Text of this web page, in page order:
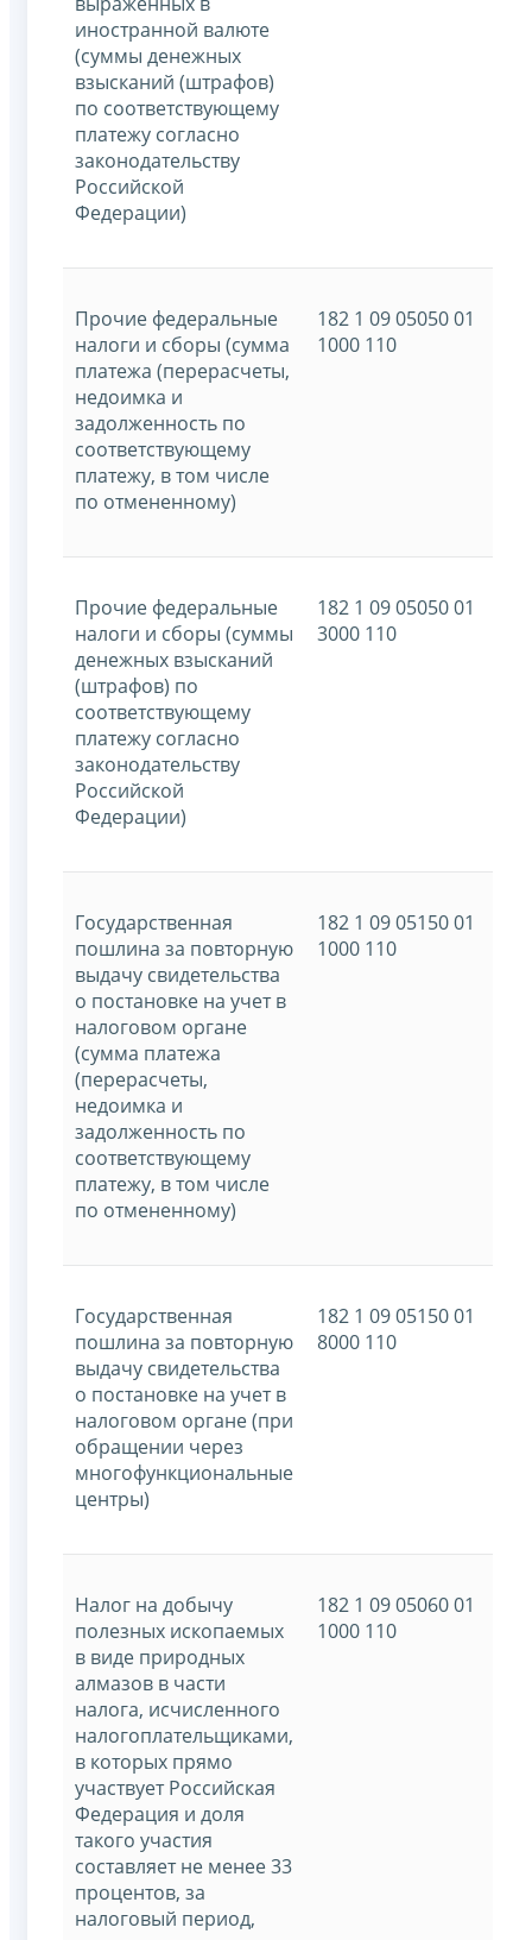
иностранной валюте
(суммы денежных
взысканий (штрафов)
по соответствующему
платежу согласно
законодательству
Российской
Федерации)
Прочие федеральные
налоги и сборы (сумма
платежа (перерасчеты,
недоимка и
задолженность по
соответствующему
платежу, в том числе
по отмененному)
182 1 09 05050 01
1000 110
Прочие федеральные
налоги и сборы (суммы
денежных взысканий
(штрафов) по
соответствующему
платежу согласно
законодательству
Российской
Федерации)
182 1 09 05050 01
3000 110
Государственная
пошлина за повторную
выдачу свидетельства
о постановке на учет в
налоговом органе
(сумма платежа
(перерасчеты,
недоимка и
задолженность по
соответствующему
платежу, в том числе
по отмененному)
182 1 09 05150 01
1000 110
Государственная
пошлина за повторную
выдачу свидетельства
о постановке на учет в
налоговом органе (при
обращении через
многофункциональные
центры)
182 1 09 05150 01
8000 110
Налог на добычу
полезных ископаемых
в виде природных
алмазов в части
налога, исчисленного
налогоплательщиками,
в которых прямо
участвует Российская
Федерация и доля
такого участия
составляет не менее 33
процентов, за
налоговый период,
182 1 09 05060 01
1000 110